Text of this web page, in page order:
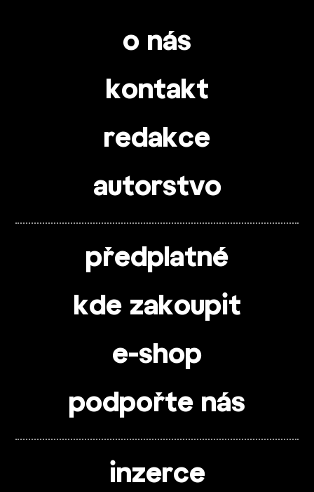
o nás
kontakt
redakce
autorstvo
předplatné
kde zakoupit
e-shop
podpořte nás
inzerce